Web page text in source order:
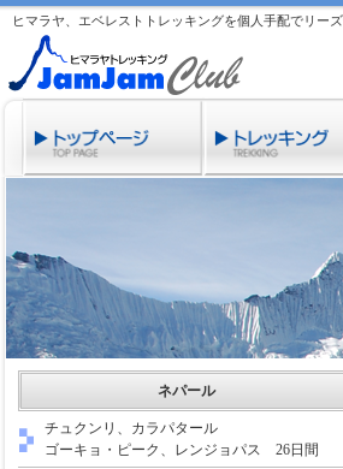
ヒマラヤ、エベレストトレッキングを個人手配でリ
ネパール
チュクンリ、カラパタール
ゴーキョ・ピーク、レンジョパス 26日間